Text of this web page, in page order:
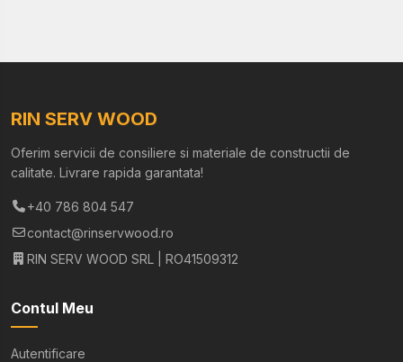
RIN SERV WOOD
Oferim servicii de consiliere si materiale de constructii de
calitate. Livrare rapida garantata!
+40 786 804 547
contact@rinservwood.ro
RIN SERV WOOD SRL | RO41509312
Contul Meu
Autentificare